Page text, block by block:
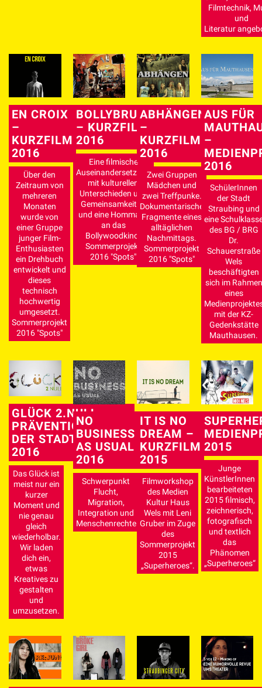
Filmtechnik,
und
Literatur
EN CROIX
–
KURZFILM
2016
Über den
Zeitraum von
mehreren
Monaten
wurde von
einer Gruppe
junger Film-
Enthusiasten
ein Drehbuch
entwickelt und
dieses
technisch
hochwertig
umgesetzt.
Sommerprojekt
2016 "Spots"
BOLLYBRUCK
– KURZFILM
2016
Eine filmische
Auseinandersetzung
mit kulturellen
Unterschieden und
Gemeinsamkeiten
und eine Hommage
an das
Bollywoodkino.
Sommerprojekt
2016 "Spots"
ABHÄNGEN
–
KURZFILM
2016
Zwei Gruppen
Mädchen und
zwei Treffpunke.
Dokumentarische
Fragmente eines
alltäglichen
Nachmittags.
Sommerprojekt
2016 "Spots"
AUS FÜR
–
2016
SchülerInnen
der Stadt
Straubing und
eine
des BG / BRG
Dr.
Schauerstraße
Wels
beschäftigten
sich im Rahmen
eines
mit der KZ-
Gedenkstätte
Mauthausen.
GLÜCK 2.NULL –
PRÄVENTIONSPREIS
DER STADT WELS
2016
Das Glück ist
meist nur ein
kurzer
Moment und
nie genau
gleich
wiederholbar.
Wir laden
dich ein,
etwas
Kreatives zu
gestalten
und
umzusetzen.
NO
BUSINESS
AS USUAL
2016
Schwerpunkt
Flucht,
Migration,
Integration und
Menschenrechte
IT IS NO
DREAM –
KURZFILM
2015
Filmworkshop
des Medien
Kultur Haus
Wels mit Leni
Gruber im Zuge
des
Sommerprojekt
2015
„Superheroes“.
2015
Junge
KünstlerInnen
bearbeiteten
2015 filmisch,
zeichnerisch,
fotografisch
und textlich
das
Phänomen
„Superheroes“